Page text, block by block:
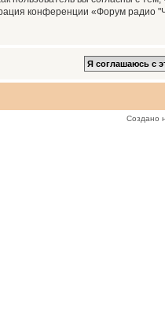
конференции «Форум радио
Создано